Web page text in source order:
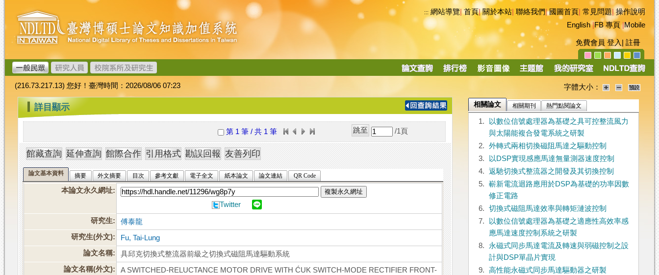
跳
到
主
要
內
容
臺
灣
博
碩
士
論
文
加
值
系
統
::: 網站導覽|首頁|關於本站 聯絡我們|國圖首頁 常見問題|操作說明
English|FB 專頁|Mobile
免費會員 登入 註冊
導
(216.73.217.13) 您好！臺灣時間：2026/08/06 07:23 字體大小：
::: 詳目顯示
第 1 筆 / 共 1 筆 /1 頁
論文基本資料 摘要 外文摘要 目次 參考文獻 電子全文 紙本論文 論文連結 QR Code
本論文永久網址: 複製永久網址
Twitter
研究生:
傅泰龍
研究生(外文):
Fu, Tai-Lung
論文名稱:
具邱克切換式整流器前級之切換式磁阻馬達驅動系統
論文名稱(外文):
A SWITCHED-RELUCTANCE MOTOR DRIVE WITH ĆUK SWITCH-MODE RECTIFIER FRONT-
相關論文 相關期刊 熱門點閱論文
1.
以數位信號處理器為基礎之具可控整流風力
與太陽能複合發電系統之研製
2.
外轉式兩相切換磁阻馬達之驅動控制
3.
以DSP實現感應馬達無量測器速度控制
4.
返馳切換式整流器之開發及其切換控制
5.
嶄新電流迴路應用於DSP為基礎的功率因數
修正電路
6.
切換式磁阻馬達效率與轉矩漣波控制
7.
以數位信號處理器為基礎之適應性高效率感
應馬達速度控制系統之研製
8.
永磁式同步馬達電流及轉速與弱磁控制之設
計與DSP單晶片實現
9.
高性能永磁式同步馬達驅動器之研製